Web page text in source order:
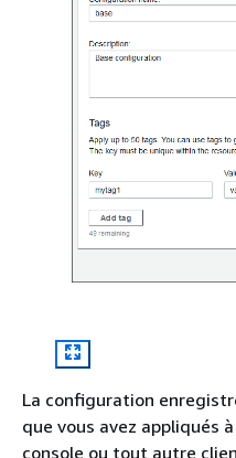
La configuration
que vous avez appliqués
console ou tout autre